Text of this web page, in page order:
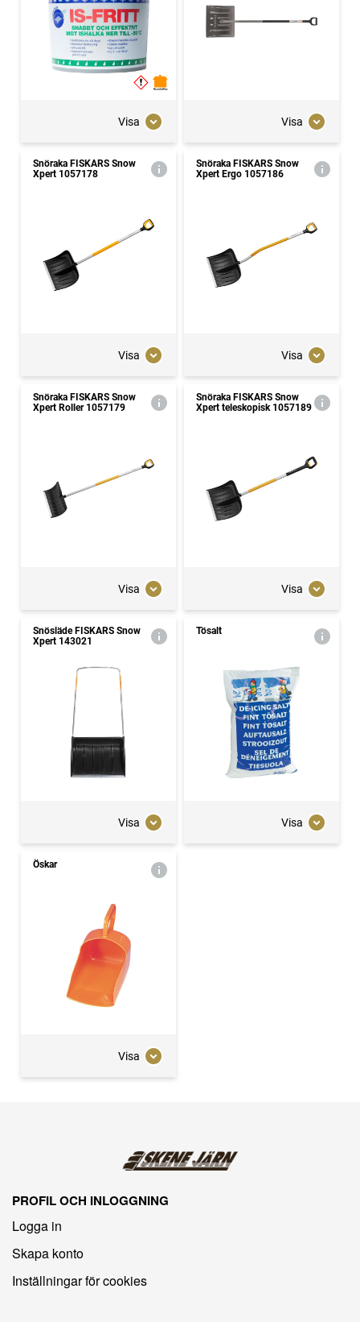
Visa Visa
Snöraka FISKARS Snow
Xpert 1057178
Visa
Snöraka FISKARS Snow
Xpert Ergo 1057186
Visa
Snöraka FISKARS Snow
Xpert Roller 1057179
Visa
Snöraka FISKARS Snow
Xpert teleskopisk 1057189
Visa
Snösläde FISKARS Snow
Xpert 143021
Visa
Tösalt
Visa
Öskar
Visa
PROFIL OCH INLOGGNING
Logga in
Skapa konto
Inställningar för cookies